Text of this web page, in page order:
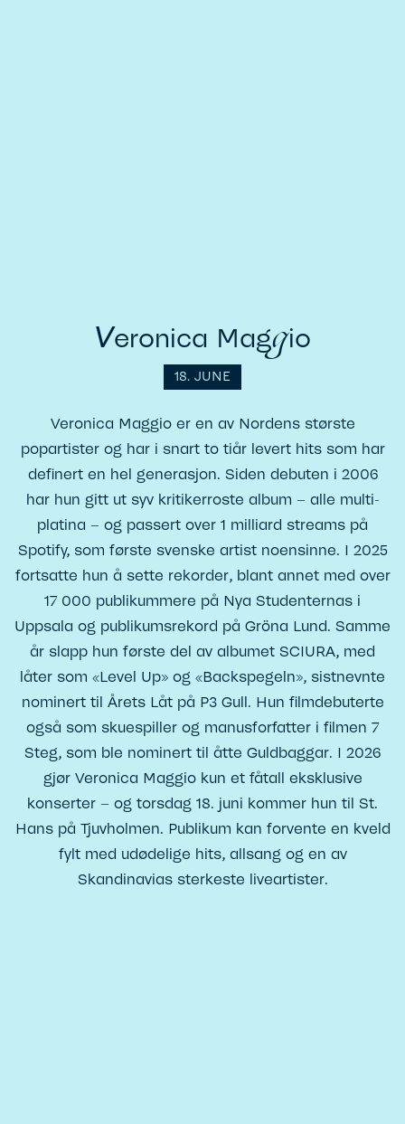
Veronica Maggio
18. JUNE
Veronica Maggio er en av Nordens største
popartister og har i snart to tiår levert hits som har
definert en hel generasjon. Siden debuten i 2006
har hun gitt ut syv kritikerroste album – alle multi-
platina – og passert over 1 milliard streams på
Spotify, som første svenske artist noensinne. I 2025
fortsatte hun å sette rekorder, blant annet med over
17 000 publikummere på Nya Studenternas i
Uppsala og publikumsrekord på Gröna Lund. Samme
år slapp hun første del av albumet SCIURA, med
låter som «Level Up» og «Backspegeln», sistnevnte
nominert til Årets Låt på P3 Gull. Hun filmdebuterte
også som skuespiller og manusforfatter i filmen 7
Steg, som ble nominert til åtte Guldbaggar. I 2026
gjør Veronica Maggio kun et fåtall eksklusive
konserter – og torsdag 18. juni kommer hun til St.
Hans på Tjuvholmen. Publikum kan forvente en kveld
fylt med udødelige hits, allsang og en av
Skandinavias sterkeste liveartister.